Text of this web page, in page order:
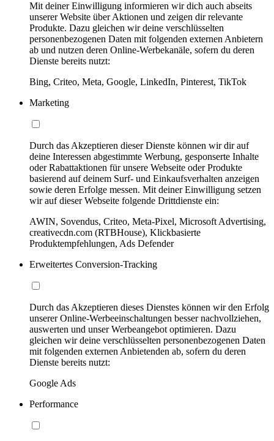
Mit deiner Einwilligung informieren wir dich auch abseits
unserer Website über Aktionen und zeigen dir relevante
Produkte. Dazu gleichen wir deine verschlüsselten
personenbezogenen Daten mit folgenden externen Anbietern
ab und nutzen deren Online-Werbekanäle, sofern du deren
Dienste bereits nutzt:
Bing, Criteo, Meta, Google, LinkedIn, Pinterest, TikTok
Marketing
Durch das Akzeptieren dieser Dienste können wir dir auf
deine Interessen abgestimmte Werbung, gesponserte Inhalte
oder Rabattaktionen für unsere Webseite oder Produkte
basierend auf deinem Surf- und Einkaufsverhalten anzeigen
sowie deren Erfolge messen. Mit deiner Einwilligung setzen
wir auf dieser Webseite folgende Drittdienste ein:
AWIN, Sovendus, Criteo, Meta-Pixel, Microsoft Advertising,
creativecdn.com (RTBHouse), Klickbasierte
Produktempfehlungen, Ads Defender
Erweitertes Conversion-Tracking
Durch das Akzeptieren dieses Dienstes können wir den Erfolg
unserer Online-Werbeeinschaltungen besser nachvollziehen,
auswerten und unser Werbeangebot optimieren. Dazu
gleichen wir deine verschlüsselten personenbezogenen Daten
mit folgenden externen Anbietenden ab, sofern du deren
Dienste bereits nutzt:
Google Ads
Performance